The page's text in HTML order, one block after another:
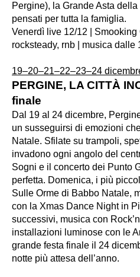
Pergine), la Grande Asta
pensati per tutta la famiglia.
Venerdì live 12/12 | Smooking
rocksteady, rnb | musica dalle
19–20–21–22–23–24
PERGINE, LA CITTÀ
finale
Dal 19 al 24 dicembre,
un susseguirsi di emozioni
Natale. Sfilate su trampoli,
invadono ogni angolo del
Sogni e il concerto dei Punto
perfetta. Domenica, i più
Sulle Orme di Babbo Natale,
con la Xmas Dance Night in
successivi, musica con
installazioni luminose con le
grande festa finale il 24
notte più attesa dell’anno.